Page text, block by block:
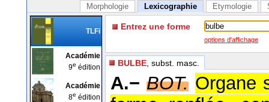
Morphologie Lexicographie Etymologie
TLFi
Académie
9e édition
Académie
8e édition
Entrez une forme
options d'affichage
BULBE , subst. masc.
A.− BOT. Organe